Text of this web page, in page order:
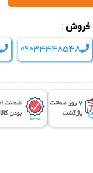
فروش :
09034448548